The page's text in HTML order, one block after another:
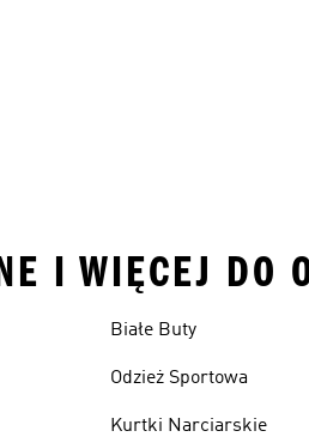
I WIĘCEJ DO
Białe Buty
Odzież Sportowa
Kurtki Narciarskie